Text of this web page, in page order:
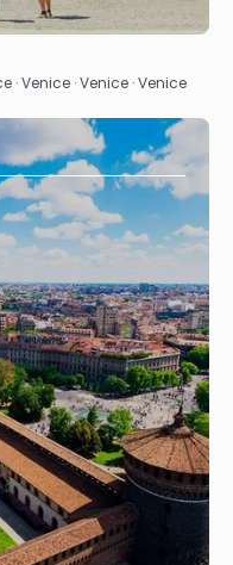
· Venice · Venice · Venice